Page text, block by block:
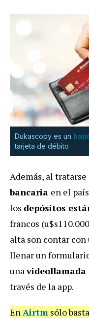
Dukascopy es un
tarjeta de débito
Además, al
bancaria en el
los depósitos
francos
alta son contar con
llenar un
unavideollamada
través de la app.
EnAirtm sólo